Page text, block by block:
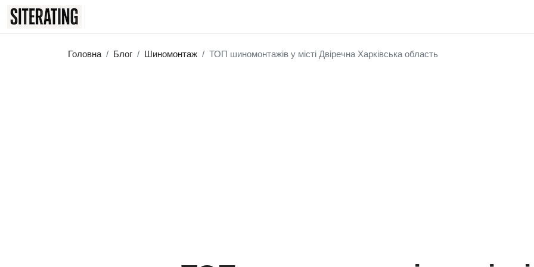
Головна Блог Шиномонтаж ТОП шиномонтажів у місті Двіречна Харківська область